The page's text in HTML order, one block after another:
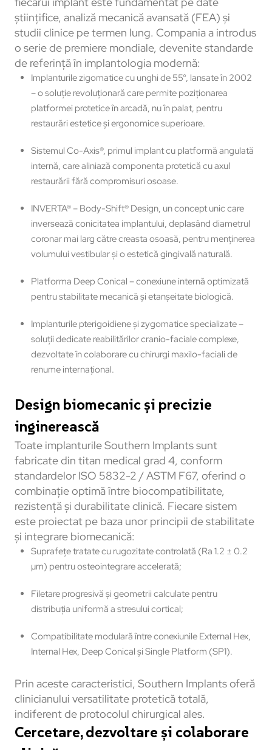
științifice, analiză mecanică avansată (FEA) și
studii clinice pe termen lung. Compania a introdus
o serie de premiere mondiale, devenite standarde
de referință în implantologia modernă:
Implanturile zigomatice cu unghi de 55°, lansate în 2002
– o soluție revoluționară care permite poziționarea
platformei protetice în arcadă, nu în palat, pentru
restaurări estetice și ergonomice superioare.
Sistemul Co-Axis®, primul implant cu platformă angulată
internă, care aliniază componenta protetică cu axul
restaurării fără compromisuri osoase.
INVERTA® – Body-Shift® Design, un concept unic care
inversează conicitatea implantului, deplasând diametrul
coronar mai larg către creasta osoasă, pentru menținerea
volumului vestibular și o estetică gingivală naturală.
Platforma Deep Conical – conexiune internă optimizată
pentru stabilitate mecanică și etanșeitate biologică.
Implanturile pterigoidiene și zygomatice specializate –
soluții dedicate reabilitărilor cranio-faciale complexe,
dezvoltate în colaborare cu chirurgi maxilo-faciali de
renume internațional.
Design biomecanic și precizie
inginerească
Toate implanturile Southern Implants sunt
fabricate din titan medical grad 4, conform
standardelor ISO 5832-2 / ASTM F67, oferind o
combinație optimă între biocompatibilitate,
rezistență și durabilitate clinică. Fiecare sistem
este proiectat pe baza unor principii de stabilitate
și integrare biomecanică:
Suprafețe tratate cu rugozitate controlată (Ra 1.2 ± 0.2
µm) pentru osteointegrare accelerată;
Filetare progresivă și geometrii calculate pentru
distribuția uniformă a stresului cortical;
Compatibilitate modulară între conexiunile External Hex,
Internal Hex, Deep Conical și Single Platform (SP1).
Prin aceste caracteristici, Southern Implants oferă
clinicianului versatilitate protetică totală,
indiferent de protocolul chirurgical ales.
Cercetare, dezvoltare și colaborare